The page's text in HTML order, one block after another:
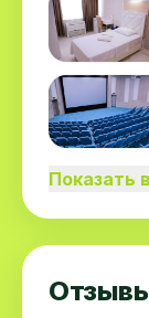
Показать